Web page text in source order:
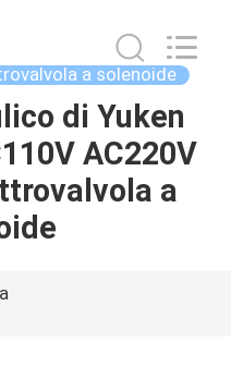
a solenoide
di Yuken
AC220V
a